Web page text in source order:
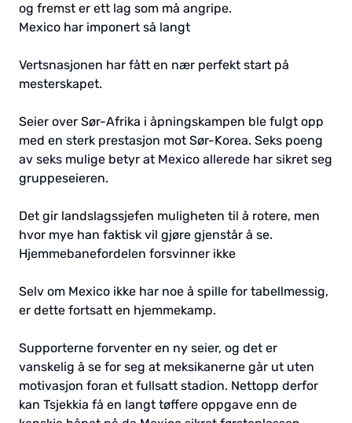
og fremst er ett lag som må angripe.
Mexico har imponert så langt
Vertsnasjonen har fått en nær perfekt start på
mesterskapet.
Seier over Sør-Afrika i åpningskampen ble fulgt opp
med en sterk prestasjon mot Sør-Korea. Seks poeng
av seks mulige betyr at Mexico allerede har sikret seg
gruppeseieren.
Det gir landslagssjefen muligheten til å rotere, men
hvor mye han faktisk vil gjøre gjenstår å se.
Hjemmebanefordelen forsvinner ikke
Selv om Mexico ikke har noe å spille for tabellmessig,
er dette fortsatt en hjemmekamp.
Supporterne forventer en ny seier, og det er
vanskelig å se for seg at meksikanerne går ut uten
motivasjon foran et fullsatt stadion. Nettopp derfor
kan Tsjekkia få en langt tøffere oppgave enn de